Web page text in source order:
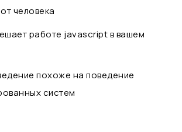
человека
работе javascript в вашем
похоже на поведение
систем